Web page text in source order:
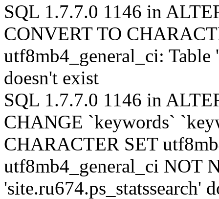
SQL 1.7.7.0 1146 in
CONVERT TO
utf8mb4_general_ci: Table
doesn't exist
SQL 1.7.7.0 1146 in
CHANGE `keywords`
CHARACTER SET
utf8mb4_general_ci NOT
'site.ru674.ps_statssearch'